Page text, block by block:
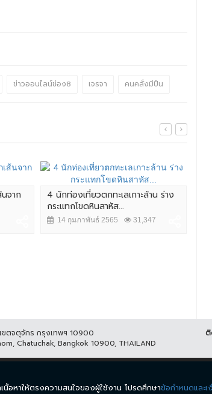
ข่าวออนไลน์ช่อง8 เจรจา คนคลั่งมีปืน
จาก
4 นักท่องเที่ยวตกทะเลเกาะล้าน ร่าง
กระแทกโขดหินสาหัส...
14 กุมภาพันธ์ 2565 31,347
ขตจตุจักร กรุงเทพฯ 10900
Chatuchak, Bangkok 10900, THAILAND
ติ
อหาให้ตรงความสนใจของผู้ใช้งาน โปรดศึกษาข้อกำหนดและเ